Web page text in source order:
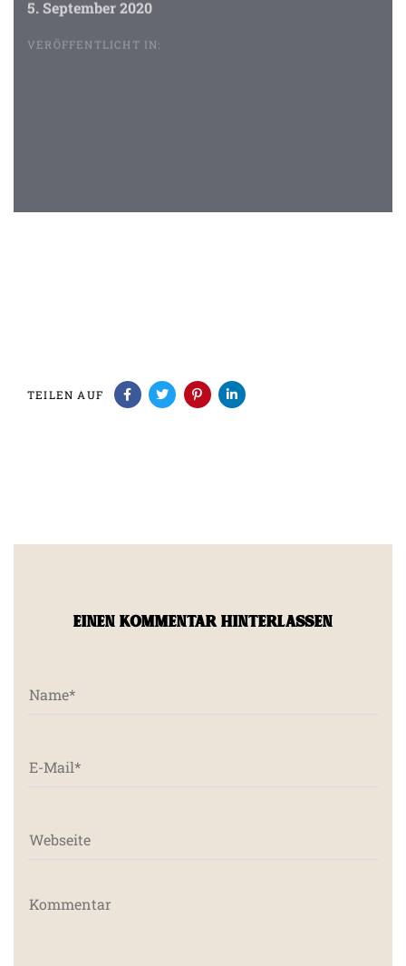
5. September 2020
VERÖFFENTLICHT IN:
TEILEN AUF
EINEN KOMMENTAR HINTERLASSEN